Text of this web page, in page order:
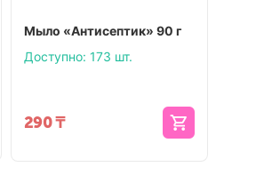
Мыло «Антисептик» 90 г
Доступно: 173 шт.
290₸